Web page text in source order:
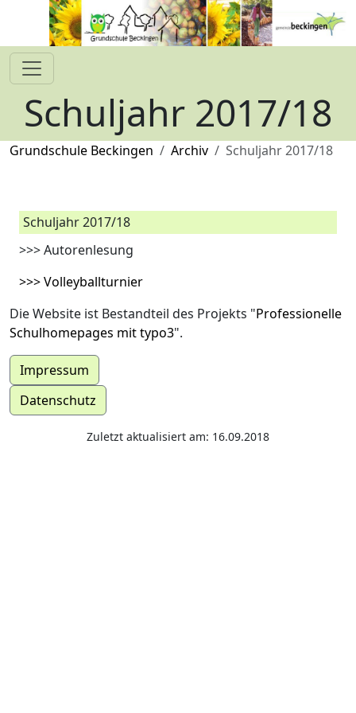
Schuljahr 2017/18
Grundschule Beckingen Archiv Schuljahr 2017/18
Schuljahr 2017/18
>>> Autorenlesung
>>> Volleyballturnier
Die Website ist Bestandteil des Projekts "Professionelle
Schulhomepages mit typo3".
Impressum
Datenschutz
Zuletzt aktualisiert am: 16.09.2018